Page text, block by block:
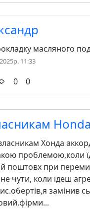
масляного
11:33
0 0
Хонда
проблемою,коли
поштовх при
чути, коли їдеш
замінив